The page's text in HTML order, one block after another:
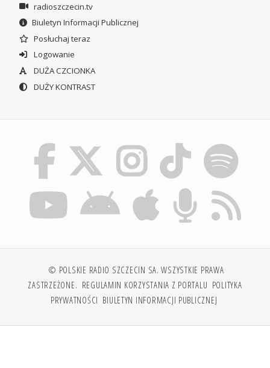
radioszczecin.tv
Biuletyn Informacji Publicznej
Posłuchaj teraz
Logowanie
DUŻA CZCIONKA
DUŻY KONTRAST
© POLSKIE RADIO SZCZECIN SA. WSZYSTKIE PRAWA
ZASTRZEŻONE. REGULAMIN KORZYSTANIA Z PORTALU POLITYKA
PRYWATNOŚCI BIULETYN INFORMACJI PUBLICZNEJ